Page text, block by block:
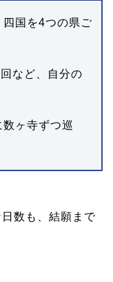
四国を4つの県ご
など、自分の
数ヶ寺ずつ巡
数も、結願まで